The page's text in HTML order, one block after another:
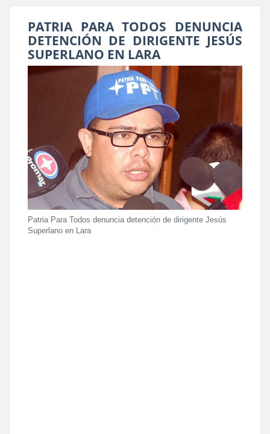
PATRIA PARA TODOS DENUNCIA
DETENCIÓN DE DIRIGENTE JESÚS
SUPERLANO EN LARA
Patria Para Todos denuncia detención de dirigente Jesús
Superlano en Lara